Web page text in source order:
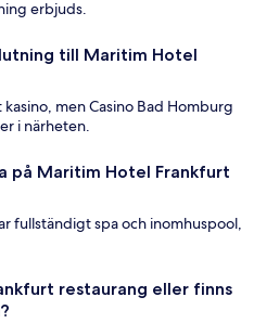
erbjuds.
till Maritim Hotel
men Casino Bad Homburg
i närheten.
på Maritim Hotel Frankfurt
fullständigt spa och inomhuspool,
restaurang eller finns